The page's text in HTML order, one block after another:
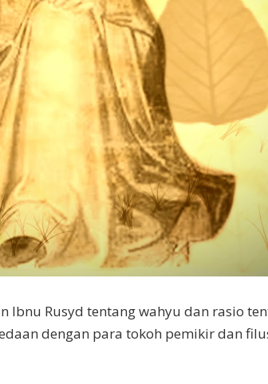
Ibnu Rusyd tentang wahyu dan rasio
dengan para tokoh pemikir dan